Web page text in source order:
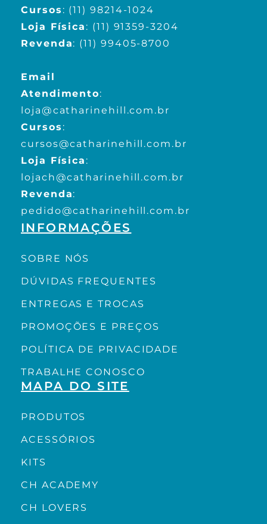
Cursos : (11) 98214-1024
Loja Física : (11) 91359-3204
Revenda: (11) 99405-8700
Email
Atendimento:
loja@catharinehill.com.br
Cursos :
cursos@catharinehill.com.br
Loja Física :
lojach@catharinehill.com.br
Revenda:
pedido@catharinehill.com.br
INFORMAÇÕES
SOBRE NÓS
DÚVIDAS FREQUENTES
ENTREGAS E TROCAS
PROMOÇÕES E PREÇOS
POLÍTICA DE PRIVACIDADE
TRABALHE CONOSCO
MAPA DO SITE
PRODUTOS
ACESSÓRIOS
KITS
CH ACADEMY
CH LOVERS